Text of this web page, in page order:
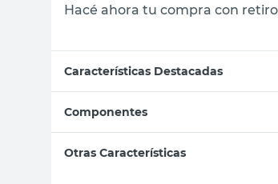
Hacé ahora tu compra con
Características Destacadas
Componentes
Otras Características